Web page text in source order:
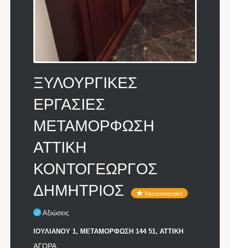
ΞΥΛΟΥΡΓΙΚΕΣ
ΕΡΓΑΣΙΕΣ
ΜΕΤΑΜΟΡΦΩΣΗ
ΑΤΤΙΚΗ
ΚΟΝΤΟΓΕΩΡΓΟΣ
ΔΗΜΗΤΡΙΟΣ
Recommended
Αξιώσεις
ΙΟΥΛΙΑΝΟΥ 1, ΜΕΤΑΜΟΡΦΩΣΗ 144 51, ΑΤΤΙΚΗ
ΑΓΟΡΑ